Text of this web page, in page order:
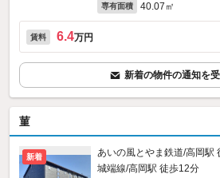
専有面積 40.07㎡
賃料 6.4万円
新着の物件の通知を
菫
新着
あいの風とやま鉄道/高岡駅
城端線/高岡駅 徒歩12分